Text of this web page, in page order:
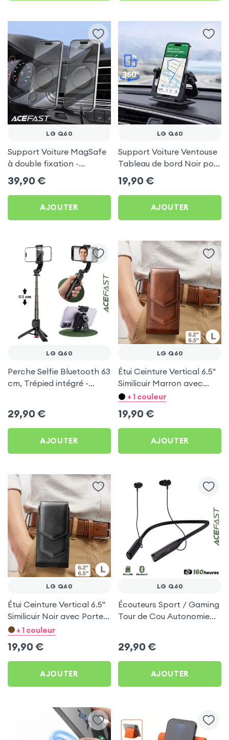
LG Q60
Support Voiture MagSafe
à double fixation -
Acefast pour LG Q60
39,90 €
AJOUTER
LG Q60
Support Voiture Ventouse
Tableau de bord Noir pour
LG Q60
19,90 €
AJOUTER
LG Q60
Perche Selfie Bluetooth 63
cm, Trépied intégré -
29,90 €
AJOUTER
LG Q60
Étui Ceinture Vertical 6.5''
Similicuir Marron avec
Porte carte pour LG Q60
+ 1 couleur
19,90 €
AJOUTER
LG Q60
Étui Ceinture Vertical 6.5''
Similicuir Noir avec Porte
carte pour LG Q60
+ 1 couleur
19,90 €
AJOUTER
LG Q60
Écouteurs Sport / Gaming
Tour de Cou Autonomie
29,90 €
AJOUTER